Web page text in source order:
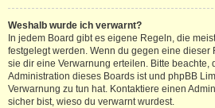
Weshalb wurde ich verwarnt?
In jedem Board gibt es eigene Regeln, die
festgelegt werden. Wenn du gegen eine dieser
sie dir eine Verwarnung erteilen. Bitte beachte,
Administration dieses Boards ist und phpBB
Verwarnung zu tun hat. Kontaktiere einen
sicher bist, wieso du verwarnt wurdest.